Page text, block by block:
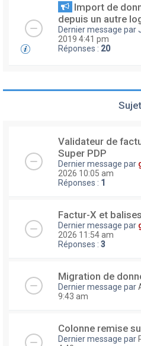
Import de
depuis un autre
Dernier message par
2019 4:41 pm
Réponses : 20
Validateur de
Super PDP
Dernier message par
2026 10:05 am
Réponses : 1
Factur-X et
Dernier message par
2026 11:54 am
Réponses : 3
Migration de
Dernier message par
9:43 am
Colonne remise
Dernier message par